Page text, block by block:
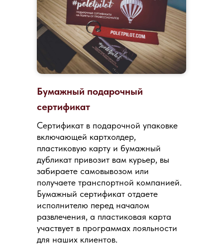
Бумажный подарочный
сертификат
Сертификат в подарочной упаковке
включающей картхолдер,
пластиковую карту и бумажный
дубликат привозит вам курьер, вы
забираете самовывозом или
получаете транспортной компанией.
Бумажный сертификат отдаете
исполнителю перед началом
развлечения, а пластиковая карта
участвует в программах лояльности
для наших клиентов.